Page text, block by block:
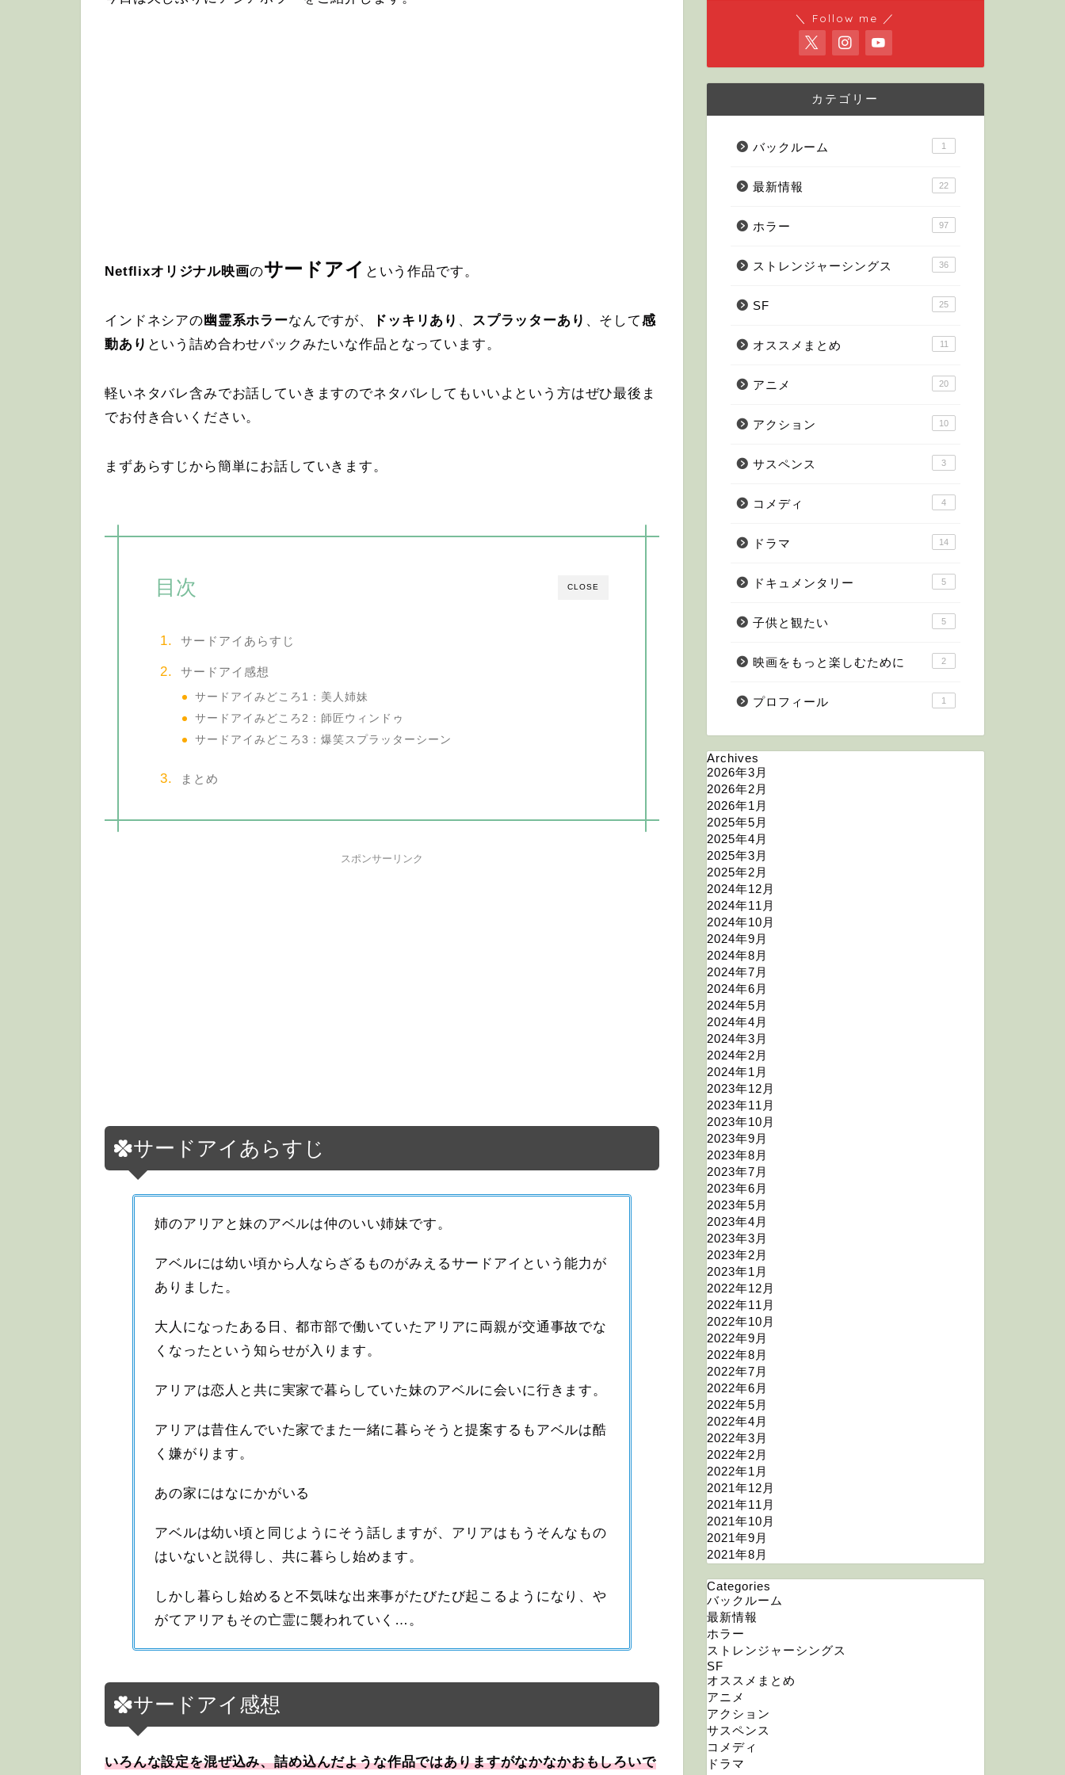
Netflixオリジナル映画のサードアイ という作品です。
インドネシアの 幽霊系ホラーなんですが、 ドッキリあり 、 スプラッターあり 、そして感
動あり という詰め合わせパックみたいな作品となっています。
軽いネタバレ含みでお話していきますのでネタバレしてもいいよという方はぜひ最後ま
でお付き合いください。
まずあらすじから簡単にお話していきます。
CLOSE
目次
サードアイあらすじ
サードアイ感想
サードアイみどころ1：美人姉妹
サードアイみどころ2：師匠ウィンドゥ
サードアイみどころ3：爆笑スプラッターシーン
まとめ
スポンサーリンク
サードアイあらすじ
姉のアリアと妹のアベルは仲のいい姉妹です。
アベルには幼い頃から人ならざるものがみえるサードアイという能力が
ありました。
大人になったある日、都市部で働いていたアリアに両親が交通事故でな
くなったという知らせが入ります。
アリアは恋人と共に実家で暮らしていた妹のアベルに会いに行きます。
アリアは昔住んでいた家でまた一緒に暮らそうと提案するもアベルは酷
く嫌がります。
あの家にはなにかがいる
アベルは幼い頃と同じようにそう話しますが、アリアはもうそんなもの
はいないと説得し、共に暮らし始めます。
しかし暮らし始めると不気味な出来事がたびたび起こるようになり、や
がてアリアもその亡霊に襲われていく…。
サードアイ感想
いろんな設定を混ぜ込み、詰め込んだような作品ではありますがなかなかおもしろいで
＼ Follow me ／
カテゴリー
バックルーム 1
最新情報 22
ホラー 97
ストレンジャーシングス 36
SF 25
オススメまとめ 11
アニメ 20
アクション 10
サスペンス 3
コメディ 4
ドラマ 14
ドキュメンタリー 5
子供と観たい 5
映画をもっと楽しむために 2
プロフィール 1
Archives
2026年3月
2026年2月
2026年1月
2025年5月
2025年4月
2025年3月
2025年2月
2024年12月
2024年11月
2024年10月
2024年9月
2024年8月
2024年7月
2024年6月
2024年5月
2024年4月
2024年3月
2024年2月
2024年1月
2023年12月
2023年11月
2023年10月
2023年9月
2023年8月
2023年7月
2023年6月
2023年5月
2023年4月
2023年3月
2023年2月
2023年1月
2022年12月
2022年11月
2022年10月
2022年9月
2022年8月
2022年7月
2022年6月
2022年5月
2022年4月
2022年3月
2022年2月
2022年1月
2021年12月
2021年11月
2021年10月
2021年9月
2021年8月
Categories
バックルーム
最新情報
ホラー
ストレンジャーシングス
SF
オススメまとめ
アニメ
アクション
サスペンス
コメディ
ドラマ